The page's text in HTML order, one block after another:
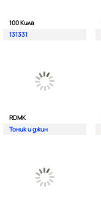
100 Кила
131331
RDMK
Тоник и джин